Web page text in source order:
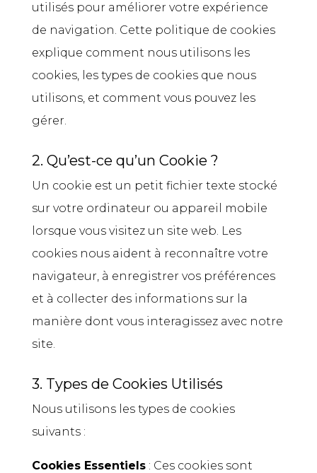
utilisés pour améliorer votre expérience
de navigation. Cette politique de cookies
explique comment nous utilisons les
cookies, les types de cookies que nous
utilisons, et comment vous pouvez les
gérer.
2. Qu’est-ce qu’un Cookie ?
Un cookie est un petit fichier texte stocké
sur votre ordinateur ou appareil mobile
lorsque vous visitez un site web. Les
cookies nous aident à reconnaître votre
navigateur, à enregistrer vos préférences
et à collecter des informations sur la
manière dont vous interagissez avec notre
site.
3. Types de Cookies Utilisés
Nous utilisons les types de cookies
suivants :
Cookies Essentiels: Ces cookies sont